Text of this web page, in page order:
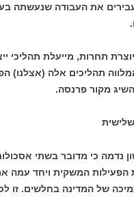
את העבודה שנעשתה
תחרות, מייעלת תהליכי
תהליכים אלה (אצלנו)
מקור פרנסה.
נדמה כי מדובר בשתי
המשקית ויחד עמה
של המדינה בחלשים. זו